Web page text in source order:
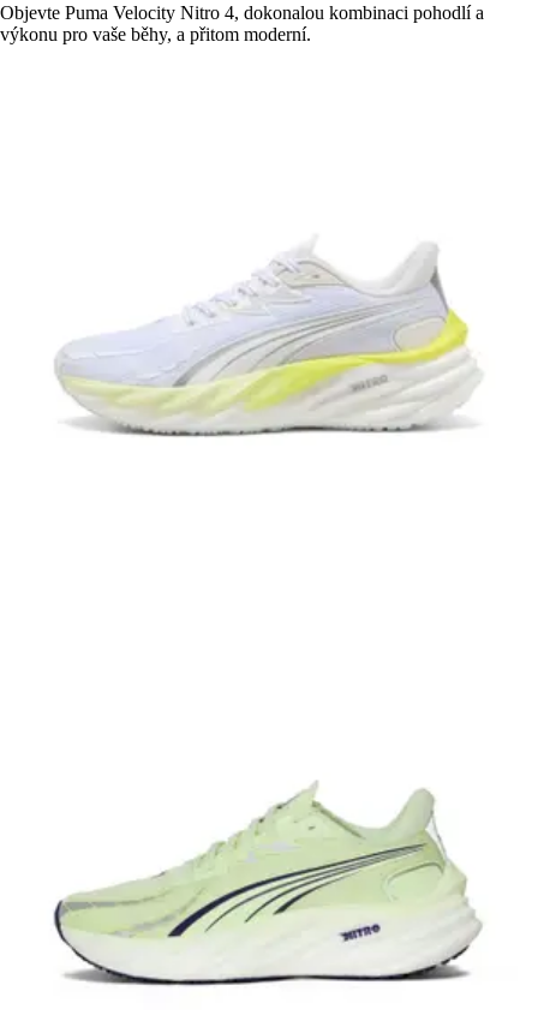
Objevte Puma Velocity Nitro 4, dokonalou kombinaci pohodlí a
výkonu pro vaše běhy, a přitom moderní.